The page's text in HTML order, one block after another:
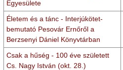
Egyesülete
Életem és a tánc - Interjúkötet-
bemutató Pesovár Ernőről a
Berzsenyi Dániel Könyvtárban
Csak a hűség - 100 éve született
Cs. Nagy István (okt. 28.)